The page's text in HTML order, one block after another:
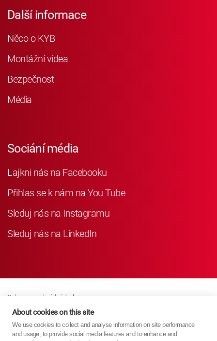
Další informace
Něco o KYB
Montážní videa
Bezpečnost
Média
Sociání média
Lajkni nás na Facebooku
Přihlas se k nám na You Tube
Sleduj nás na Instagramu
Sleduj nás na LinkedIn
Ochrana osobních údajů
Business Partner Privacy
Zásady Souborů Cookies
Modern Slavery Act Policy
About cookies on this site
We use cookies to collect and analyse information on site performance
and usage, to provide social media features and to enhance and